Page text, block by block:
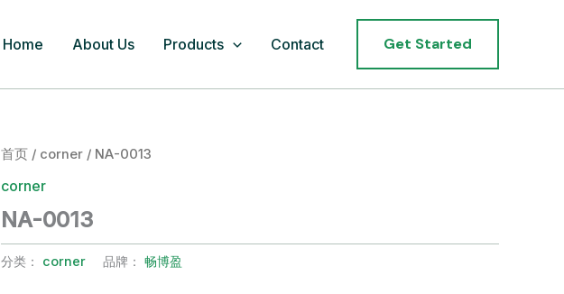
Home About Us Products Contact Get Started
首页 / corner / NA-0013
corner
NA-0013
分类： corner 品牌： 畅博盈